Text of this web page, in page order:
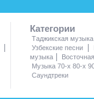
|
Категории
Таджикская музыка
Узбекские песни
|
музыка |
Музыка 70-х 80-х
Саундтреки